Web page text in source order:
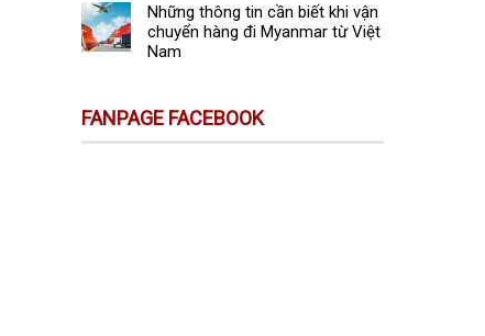
Những thông tin cần biết khi vận
chuyển hàng đi Myanmar từ Việt
Nam
FANPAGE FACEBOOK